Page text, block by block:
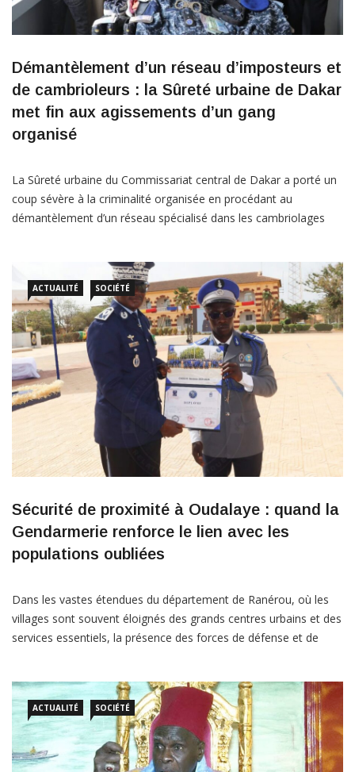
Démantèlement d’un réseau d’imposteurs et
de cambrioleurs : la Sûreté urbaine de Dakar
met fin aux agissements d’un gang
organisé
La Sûreté urbaine du Commissariat central de Dakar a porté un
coup sévère à la criminalité organisée en procédant au
démantèlement d’un réseau spécialisé dans les cambriolages
que trois autres membres présumés de la bande […]
ACTUALITÉ SOCIÉTÉ
Sécurité de proximité à Oudalaye : quand la
Gendarmerie renforce le lien avec les
populations oubliées
Dans les vastes étendues du département de Ranérou, où les
villages sont souvent éloignés des grands centres urbains et des
services essentiels, la présence des forces de défense et de
Brigade territoriale de Ranérou, appuyée […]
ACTUALITÉ SOCIÉTÉ